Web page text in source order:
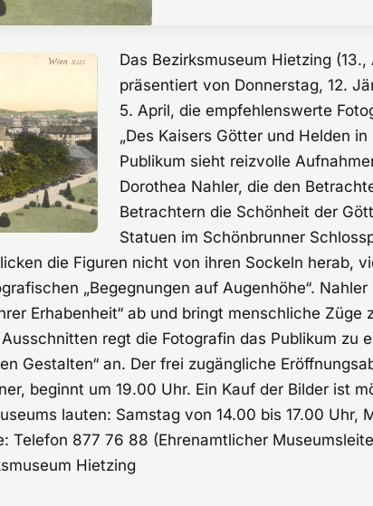
Das Bezirksmuseum Hietzing (13.,
präsentiert von Donnerstag, 12.
5. April, die empfehlenswerte
„Des Kaisers Götter und Helden in
Publikum sieht reizvolle
Dorothea Nahler, die den
Betrachtern die Schönheit der
Statuen im Schönbrunner
die Figuren nicht von ihren Sockeln herab,
„Begegnungen auf Augenhöhe“.
Erhabenheit“ ab und bringt menschliche Züge
regt die Fotografin das Publikum zu
Gestalten“ an. Der frei zugängliche
beginnt um 19.00 Uhr. Ein Kauf der Bilder ist
lauten: Samstag von 14.00 bis 17.00 Uhr,
Telefon 877 76 88 (Ehrenamtlicher
Hietzing